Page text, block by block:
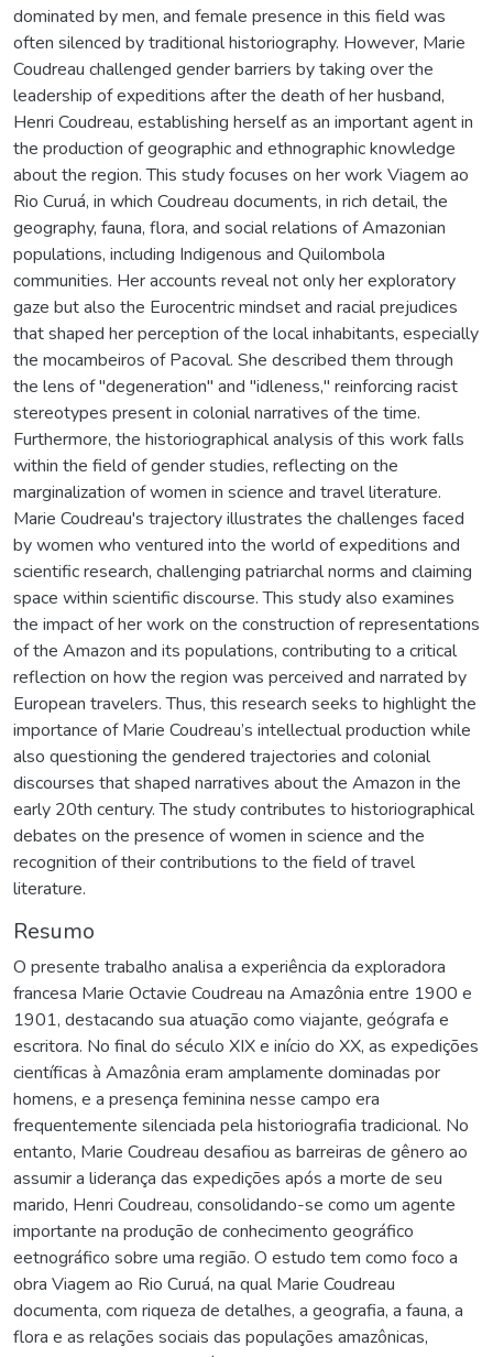
dominated by men, and female presence in this field was
often silenced by traditional historiography. However, Marie
Coudreau challenged gender barriers by taking over the
leadership of expeditions after the death of her husband,
Henri Coudreau, establishing herself as an important agent in
the production of geographic and ethnographic knowledge
about the region. This study focuses on her work Viagem ao
Rio Curuá, in which Coudreau documents, in rich detail, the
geography, fauna, flora, and social relations of Amazonian
populations, including Indigenous and Quilombola
communities. Her accounts reveal not only her exploratory
gaze but also the Eurocentric mindset and racial prejudices
that shaped her perception of the local inhabitants, especially
the mocambeiros of Pacoval. She described them through
the lens of "degeneration" and "idleness," reinforcing racist
stereotypes present in colonial narratives of the time.
Furthermore, the historiographical analysis of this work falls
within the field of gender studies, reflecting on the
marginalization of women in science and travel literature.
Marie Coudreau's trajectory illustrates the challenges faced
by women who ventured into the world of expeditions and
scientific research, challenging patriarchal norms and claiming
space within scientific discourse. This study also examines
the impact of her work on the construction of representations
of the Amazon and its populations, contributing to a critical
reflection on how the region was perceived and narrated by
European travelers. Thus, this research seeks to highlight the
importance of Marie Coudreau’s intellectual production while
also questioning the gendered trajectories and colonial
discourses that shaped narratives about the Amazon in the
early 20th century. The study contributes to historiographical
debates on the presence of women in science and the
recognition of their contributions to the field of travel
literature.
Resumo
O presente trabalho analisa a experiência da exploradora
francesa Marie Octavie Coudreau na Amazônia entre 1900 e
1901, destacando sua atuação como viajante, geógrafa e
escritora. No final do século XIX e início do XX, as expedições
científicas à Amazônia eram amplamente dominadas por
homens, e a presença feminina nesse campo era
frequentemente silenciada pela historiografia tradicional. No
entanto, Marie Coudreau desafiou as barreiras de gênero ao
assumir a liderança das expedições após a morte de seu
marido, Henri Coudreau, consolidando-se como um agente
importante na produção de conhecimento geográfico
eetnográfico sobre uma região. O estudo tem como foco a
obra Viagem ao Rio Curuá, na qual Marie Coudreau
documenta, com riqueza de detalhes, a geografia, a fauna, a
flora e as relações sociais das populações amazônicas,